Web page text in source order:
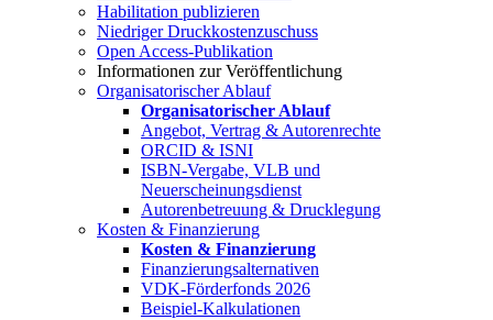
Habilitation publizieren
Niedriger Druckkostenzuschuss
Open Access-Publikation
Informationen zur Veröffentlichung
Organisatorischer Ablauf
Organisatorischer Ablauf
Angebot, Vertrag & Autorenrechte
ORCID & ISNI
ISBN-Vergabe, VLB und
Neuerscheinungsdienst
Autorenbetreuung & Drucklegung
Kosten & Finanzierung
Kosten & Finanzierung
Finanzierungsalternativen
VDK-Förderfonds 2026
Beispiel-Kalkulationen